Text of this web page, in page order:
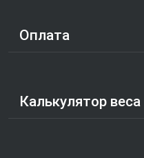
Оплата
Калькулятор веса